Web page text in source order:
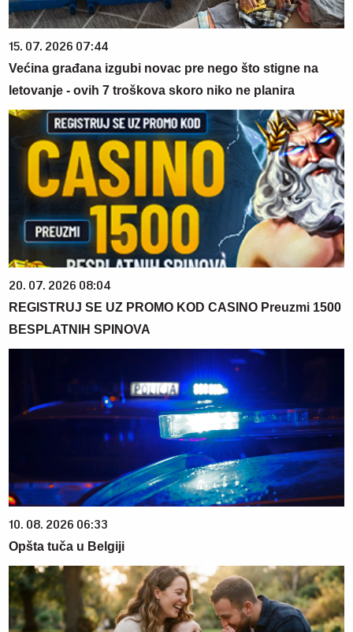
15. 07. 2026 07:44
Većina građana izgubi novac pre nego što stigne na
letovanje - ovih 7 troškova skoro niko ne planira
20. 07. 2026 08:04
REGISTRUJ SE UZ PROMO KOD CASINO Preuzmi 1500
BESPLATNIH SPINOVA
10. 08. 2026 06:33
Opšta tuča u Belgiji